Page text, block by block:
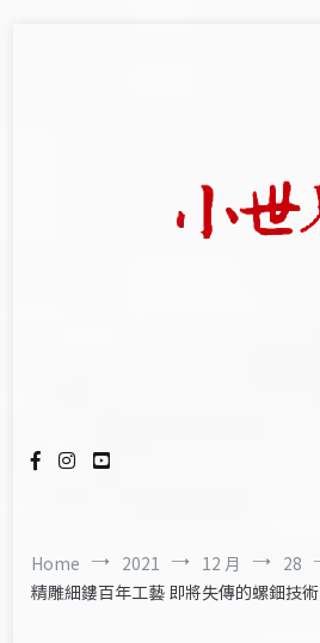
Home 2021 12 月
28
精雕細鏤百年工藝 即將失傳的螺鈿技術